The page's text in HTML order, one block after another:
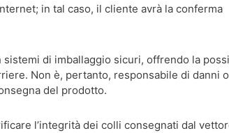
in tal caso, il cliente avrà la conferma
di imballaggio sicuri, offrendo la
Non è, pertanto, responsabile di danni o
del prodotto.
l’integrità dei colli consegnati dal